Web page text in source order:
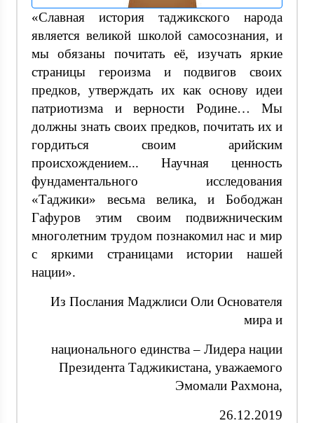
«Славная история таджикского народа
является великой школой самосознания, и
мы обязаны почитать её, изучать яркие
страницы героизма и подвигов своих
предков, утверждать их как основу идеи
патриотизма и верности Родине… Мы
должны знать своих предков, почитать их и
гордиться своим арийским
происхождением... Научная ценность
фундаментального исследования
«Таджики» весьма велика, и Бободжан
Гафуров этим своим подвижническим
многолетним трудом познакомил нас и мир
с яркими страницами истории нашей
нации».
Из Послания Маджлиси Оли Основателя
мира и
национального единства – Лидера нации
Президента Таджикистана, уважаемого
Эмомали Рахмона,
26.12.2019